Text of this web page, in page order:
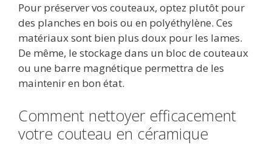
Pour préserver vos couteaux, optez plutôt pour
des planches en bois ou en polyéthylène. Ces
matériaux sont bien plus doux pour les lames.
De même, le stockage dans un bloc de couteaux
ou une barre magnétique permettra de les
maintenir en bon état.
Comment nettoyer efficacement
votre couteau en céramique